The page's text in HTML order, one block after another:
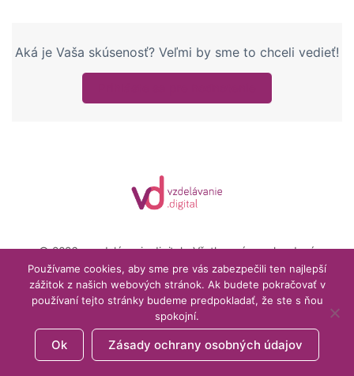
Aká je Vaša skúsenosť? Veľmi by sme to chceli vedieť!
© 2026 - vzdelávanie.digital - Všetky práva vyhradené
Môj účet
Obchodné podmienky
Menu
Items
podpora@vzdelavanie.digital
Používame cookies, aby sme pre vás zabezpečili ten najlepší
zážitok z našich webových stránok. Ak budete pokračovať v
používaní tejto stránky budeme predpokladať, že ste s ňou
spokojní.
Ok Zásady ochrany osobných údajov